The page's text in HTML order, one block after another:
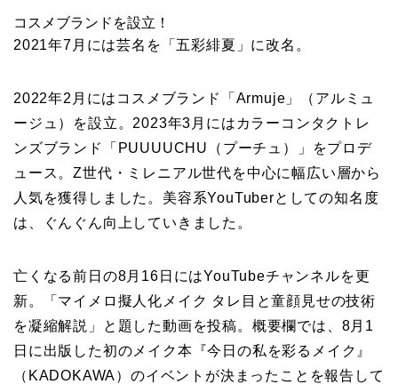
コスメブランドを設立！
2021年7月には芸名を「五彩緋夏」に改名。
2022年2月にはコスメブランド「Armuje」（アルミュ
ージュ）を設立。2023年3月にはカラーコンタクトレ
ンズブランド「PUUUUCHU（プーチュ）」をプロデ
ュース。Z世代・ミレニアル世代を中心に幅広い層から
人気を獲得しました。美容系YouTuberとしての知名度
は、ぐんぐん向上していきました。
亡くなる前日の8月16日にはYouTubeチャンネルを更
新。「マイメロ擬人化メイク タレ目と童顔見せの技術
を凝縮解説」と題した動画を投稿。概要欄では、8月1
日に出版した初のメイク本『今日の私を彩るメイク』
（KADOKAWA）のイベントが決まったことを報告して